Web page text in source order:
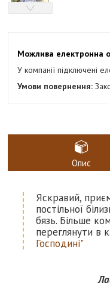
У компанії підключені
Опис
Яскравий,
постільної
бязь. Більше
переглянути в
Господині"